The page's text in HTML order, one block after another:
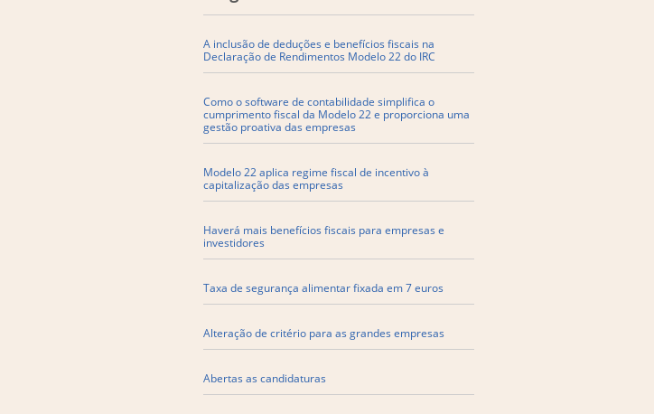
A inclusão de deduções e benefícios fiscais na
Declaração de Rendimentos Modelo 22 do IRC
Como o software de contabilidade simplifica o
cumprimento fiscal da Modelo 22 e proporciona uma
gestão proativa das empresas
Modelo 22 aplica regime fiscal de incentivo à
capitalização das empresas
Haverá mais benefícios fiscais para empresas e
investidores
Taxa de segurança alimentar fixada em 7 euros
Alteração de critério para as grandes empresas
Abertas as candidaturas